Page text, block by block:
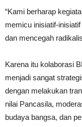
“Kami berharap
memicu inisiatif-
dan mencegah
Karena itu kolaborasi
menjadi sangat
dengan melakukan
nilai Pancasila,
budaya bangsa, dan